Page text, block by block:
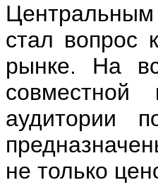
стал вопрос
рынке. На
совместной
аудитории
не только